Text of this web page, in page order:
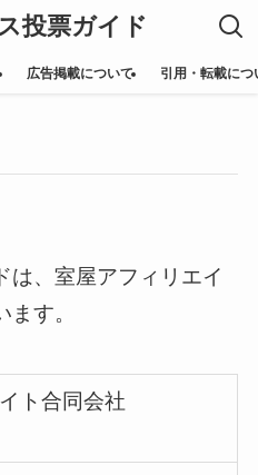
投票ガイド
広告掲載について 引用・転載につ
は、室屋アフィリエイ
す。
ト合同会社